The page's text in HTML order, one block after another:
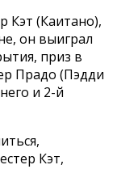
Кэт (Каитано),
он выиграл
приз в
Прадо (Пэдди
и 2-й
Кэт,